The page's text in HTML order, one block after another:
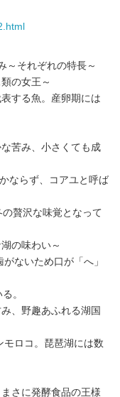
～それぞれの特長～
の女王～
する魚。産卵期には
苦み、小さくても成
ならず、コアユと呼ば
贅沢な味覚となって
の味わい～
ないため口が「へ」
。
、野趣あふれる湖国
ロコ。琵琶湖には数
さに発酵食品の王様